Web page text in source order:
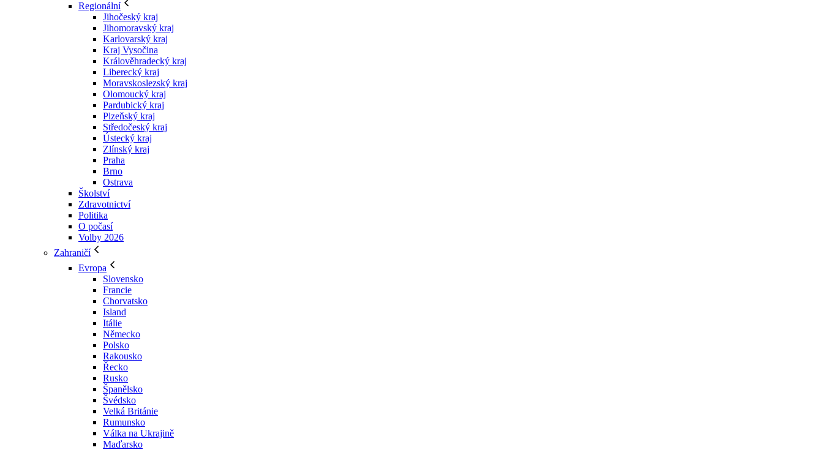
Regionální
Jihočeský kraj
Jihomoravský kraj
Karlovarský kraj
Kraj Vysočina
Králověhradecký kraj
Liberecký kraj
Moravskoslezský kraj
Olomoucký kraj
Pardubický kraj
Plzeňský kraj
Středočeský kraj
Ústecký kraj
Zlínský kraj
Praha
Brno
Ostrava
Školství
Zdravotnictví
Politika
O počasí
Volby 2026
Zahraničí
Evropa
Slovensko
Francie
Chorvatsko
Island
Itálie
Německo
Polsko
Rakousko
Řecko
Rusko
Španělsko
Švédsko
Velká Británie
Rumunsko
Válka na Ukrajině
Maďarsko